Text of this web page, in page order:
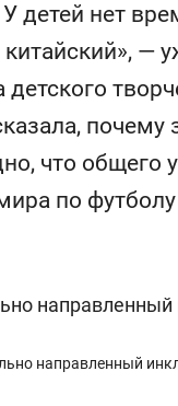
детей нет
—
почему
что общего
по
направленный
не